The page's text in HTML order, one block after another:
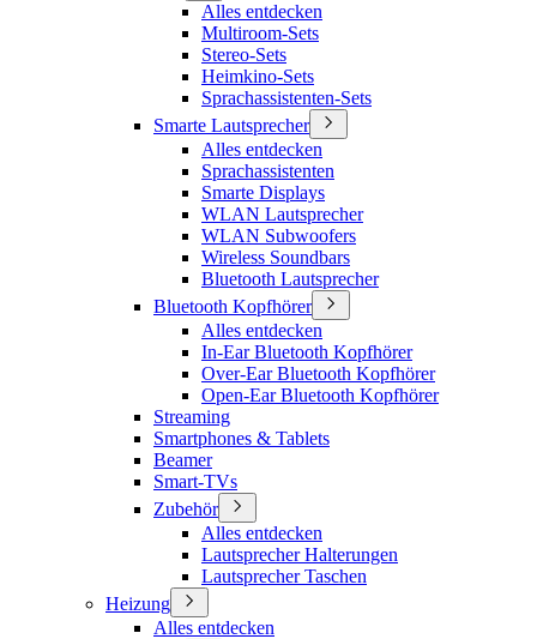
Alles entdecken
Multiroom-Sets
Stereo-Sets
Heimkino-Sets
Sprachassistenten-Sets
Smarte Lautsprecher
Alles entdecken
Sprachassistenten
Smarte Displays
WLAN Lautsprecher
WLAN Subwoofers
Wireless Soundbars
Bluetooth Lautsprecher
Bluetooth Kopfhörer
Alles entdecken
In-Ear Bluetooth Kopfhörer
Over-Ear Bluetooth Kopfhörer
Open-Ear Bluetooth Kopfhörer
Streaming
Smartphones & Tablets
Beamer
Smart-TVs
Zubehör
Alles entdecken
Lautsprecher Halterungen
Lautsprecher Taschen
Heizung
Alles entdecken